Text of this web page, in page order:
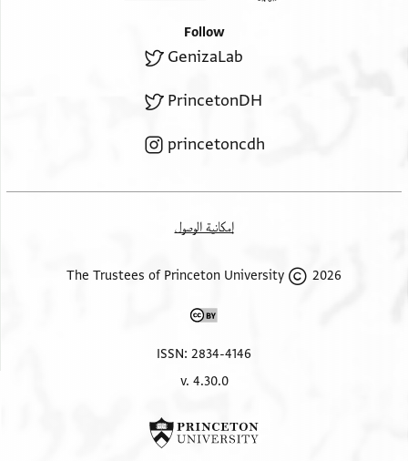
Follow
GenizaLab
PrincetonDH
princetoncdh
إمكانية الوصول
2026 The Trustees of Princeton University
ISSN: 2834-4146
v. 4.30.0